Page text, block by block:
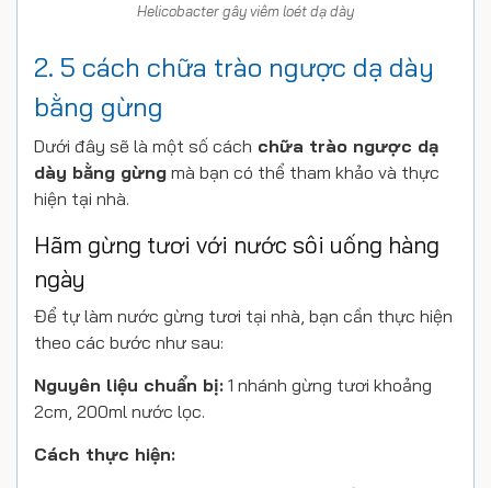
Helicobacter gây viêm loét dạ dày
2. 5 cách chữa trào ngược dạ dày
bằng gừng
Dưới đây sẽ là một số cách chữa trào ngược dạ
dày bằng gừng mà bạn có thể tham khảo và thực
hiện tại nhà.
Hãm gừng tươi với nước sôi uống hàng
ngày
Để tự làm nước gừng tươi tại nhà, bạn cần thực hiện
theo các bước như sau:
Nguyên liệu chuẩn bị: 1 nhánh gừng tươi khoảng
2cm, 200ml nước lọc.
Cách thực hiện: